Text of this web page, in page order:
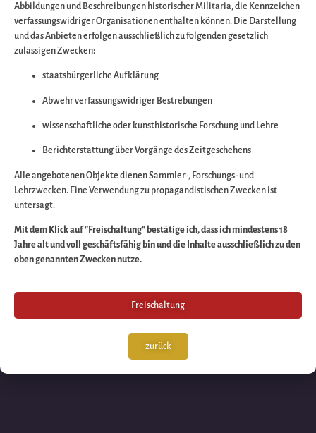
Entschuldigen Sie
bitte die
Wir arbeiten an
großartigen Sache
schauen Sie bald
wieder vorbei!
Abbildungen und Beschreibungen historischer Militaria, die Kennzeichen
verfassungswidriger Organisationen enthalten können. Die Darstellung
und das Anbieten erfolgen ausschließlich zu folgenden gesetzlich
zulässigen Zwecken:
staatsbürgerliche Aufklärung
Abwehr verfassungswidriger Bestrebungen
wissenschaftliche oder kunsthistorische Forschung und Lehre
Berichterstattung über Vorgänge des Zeitgeschehens
Alle angebotenen Objekte dienen Sammler-, Forschungs- und
Lehrzwecken. Eine Verwendung zu propagandistischen Zwecken ist
untersagt.
Mit dem Klick auf “Freischaltung” bestätige ich, dass ich mindestens 18
Jahre alt und voll geschäftsfähig bin und die Inhalte ausschließlich zu den
oben genannten Zwecken nutze.
Freischaltung
zurück